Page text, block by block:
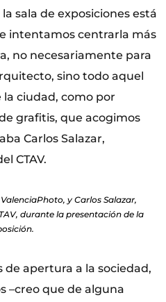
sala de exposiciones está
intentamos centrarla más
no necesariamente para
sino todo aquel
ciudad, como por
grafitis, que acogimos
Carlos Salazar,
CTAV.
y Carlos Salazar,
durante la presentación de la
de apertura a la sociedad,
–creo que de alguna